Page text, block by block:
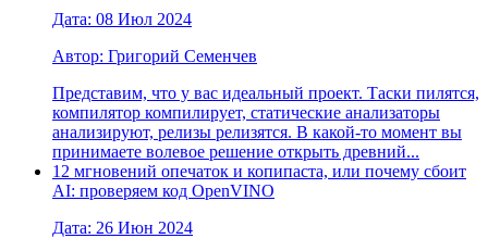
Дата: 08 Июл 2024
Автор: Григорий Семенчев
Представим, что у вас идеальный проект. Таски пилятся,
компилятор компилирует, статические анализаторы
анализируют, релизы релизятся. В какой-то момент вы
принимаете волевое решение открыть древний...
12 мгновений опечаток и копипаста, или почему сбоит
AI: проверяем код OpenVINO
Дата: 26 Июн 2024